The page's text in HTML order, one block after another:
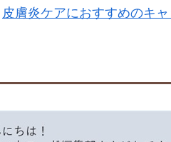
皮膚炎ケアにおすすめのキ